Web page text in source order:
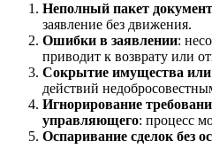
Неполный пакет
заявление без движения.
Ошибки в заявлении:
приводит к возврату или
Сокрытие имущества или
действий
Игнорирование
управляющего: процесс
Оспаривание сделок без